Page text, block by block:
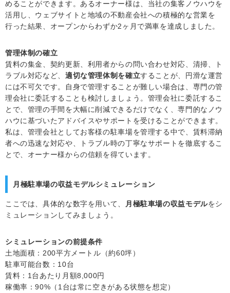
めることができます。あるオーナー様は、当社の集客ノウハウを
活用し、ウェブサイトと地域の不動産会社への積極的な営業を
行った結果、オープンからわずか2ヶ月で満車を達成しました。
管理体制の確立
賃料の集金、契約更新、利用者からの問い合わせ対応、清掃、ト
ラブル対応など、 適切な管理体制を確立することが、円滑な運営
には不可欠です。自身で管理することが難しい場合は、専門の管
理会社に委託することも検討しましょう。管理会社に委託するこ
とで、管理の手間を大幅に削減できるだけでなく、専門的なノウ
ハウに基づいたアドバイスやサポートを受けることができます。
私は、管理会社としてお客様の駐車場を管理する中で、賃料滞納
者への迅速な対応や、トラブル時の丁寧なサポートを徹底するこ
とで、オーナー様からの信頼を得ています。
月極駐車場の収益モデルシミュレーション
ここでは、具体的な数字を用いて、 月極駐車場の収益モデルをシ
ミュレーションしてみましょう。
シミュレーションの前提条件
土地面積：200平方メートル（約60坪）
駐車可能台数：10台
賃料：1台あたり月額8,000円
稼働率：90%（1台は常に空きがある状態を想定）